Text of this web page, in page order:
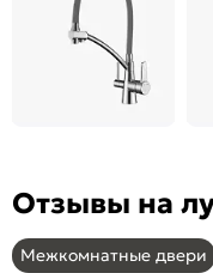
Отзывы на
Межкомнатные двери